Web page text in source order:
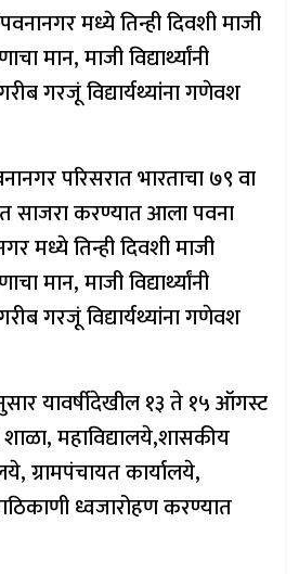
मध्ये तिन्ही दिवशी माजी
मान, माजी विद्यार्थ्यांनी
गरीब गरजूं विद्यार्यथ्यांना गणेवश
परिसरात भारताचा ७९ वा
साजरा करण्यात आला पवना
मध्ये तिन्ही दिवशी माजी
मान, माजी विद्यार्थ्यांनी
गरीब गरजूं विद्यार्यथ्यांना गणेवश
यावर्षीदेखील १३ ते १५ ऑगस्ट
महाविद्यालये,शासकीय
ग्रामपंचायत कार्यालये,
ध्वजारोहण करण्यात